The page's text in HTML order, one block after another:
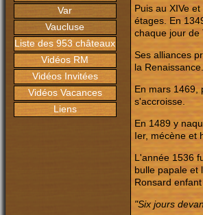
Var
Vaucluse
Liste des 953 châteaux
Vidéos RM
Vidéos Invitées
Vidéos Vacances
Liens
Puis au XIVe
étages. En
chaque jour de
Ses alliances
la Renaissance.
En mars 1469,
s'accroisse.
En 1489 y
Ier, mécène et
L'année 1536
bulle papale et
Ronsard
"Six jours